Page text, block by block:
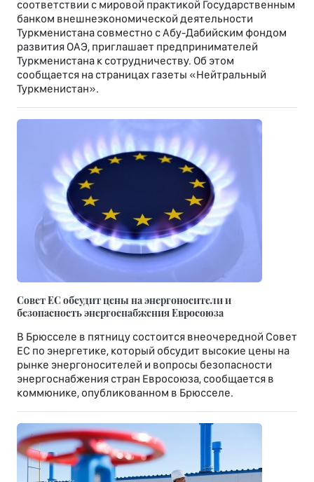
соответствии с мировой практикой Государственным
банком внешнеэкономической деятельности
Туркменистана совместно с Абу-Дабийским фондом
развития ОАЭ, приглашает предпринимателей
Туркменистана к сотрудничеству. Об этом
сообщается на страницах газеты «Нейтральный
Туркменистан».
Совет ЕС обсудит цены на энергоносители и
безопасность энергоснабжения Евросоюза
В Брюсселе в пятницу состоится внеочередной Совет
ЕС по энергетике, который обсудит высокие цены на
рынке энергоносителей и вопросы безопасности
энергоснабжения стран Евросоюза, сообщается в
коммюнике, опубликованном в Брюсселе.